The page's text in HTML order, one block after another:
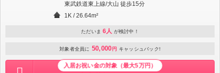
東武鉄道東上線/大山 徒歩15分
1K / 26.64m²
ただいま 6人 が検討中！
対象者全員に 50,000 円 キャッシュバック!
入居お祝い金の対象（最大5万円）